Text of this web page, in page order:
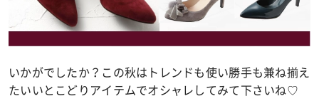
いかがでしたか？この秋はトレンドも使い勝手も兼ね揃え
たいいとこどりアイテムでオシャレしてみて下さいね♡